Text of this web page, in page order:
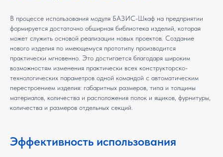
В процессе использования модуля БАЗИС-Шкаф на предприятии
формируется достаточно обширная библиотека изделий, которая
может служить основой реализации новых проектов. Создание
нового изделия по имеющемуся прототипу производится
практически мгновенно. Это достигается благодаря широким
возможностям изменения практически всех конструкторско-
технологических параметров одной командой с автоматическим
перестроением изделия: габаритных размеров, типа и толщины
материалов, количества и расположения полок и ящиков, фурнитуры,
количества и размеров отдельных секций.
Эффективность использования